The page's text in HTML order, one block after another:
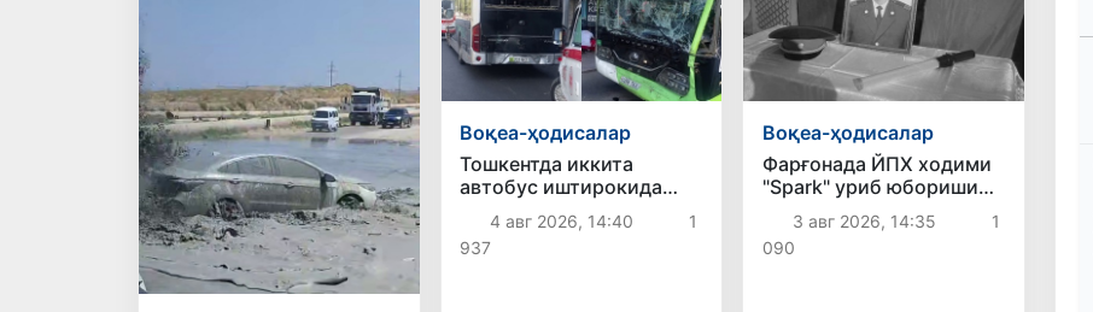
Воқеа-ҳодисалар
Тошкентда иккита
автобус иштирокида
йўл-транспорт ҳодисаси
содир бўлди
4 авг 2026, 14:40
1
937
Воқеа-ҳодисалар
Фарғонада ЙПХ ходими
"Spark" уриб юбориши
оқибатида ҳалок бўлди
3 авг 2026, 14:35
1
090